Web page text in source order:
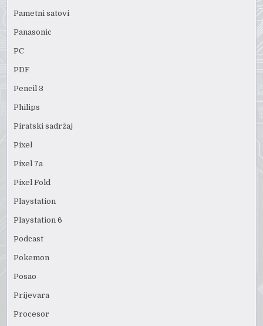
Pametni satovi
Panasonic
PC
PDF
Pencil 3
Philips
Piratski sadržaj
Pixel
Pixel 7a
Pixel Fold
Playstation
Playstation 6
Podcast
Pokemon
Posao
Prijevara
Procesor